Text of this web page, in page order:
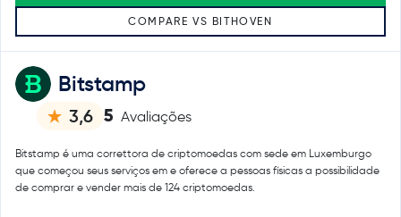
Bitstamp
3,6 5 Avaliações
Bitstamp é uma correttora de criptomoedas com sede em Luxemburgo
que começou seus serviços em e oferece a pessoas físicas a possibilidade
de comprar e vender mais de 124 criptomoedas.
COMPARE VS BITHOVEN